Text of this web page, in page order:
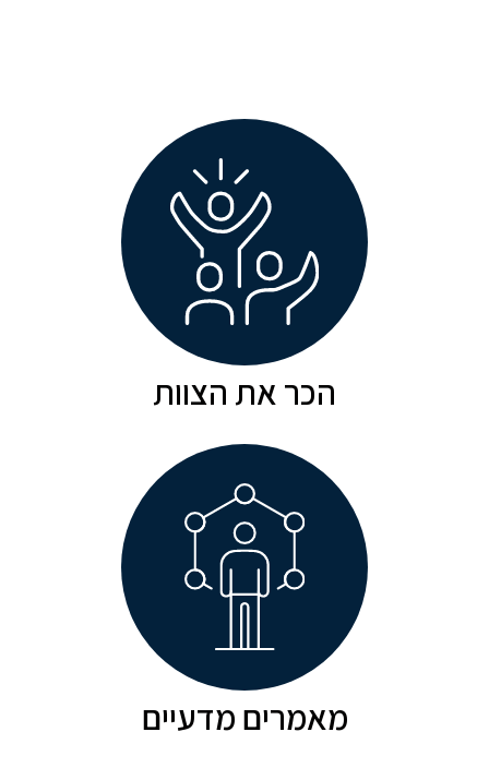
Now Hiring: Faculty Position in
Biomedical Engineering and the
Sylvan Adams Sports Science
Institute at Tel Aviv University
עמרי דנינו
פוד על הדופק: המדע שנכנס ללב הספורט
18/09/2025 עמרי דנינו
הכר את הצוות
מאמרים מדעיים